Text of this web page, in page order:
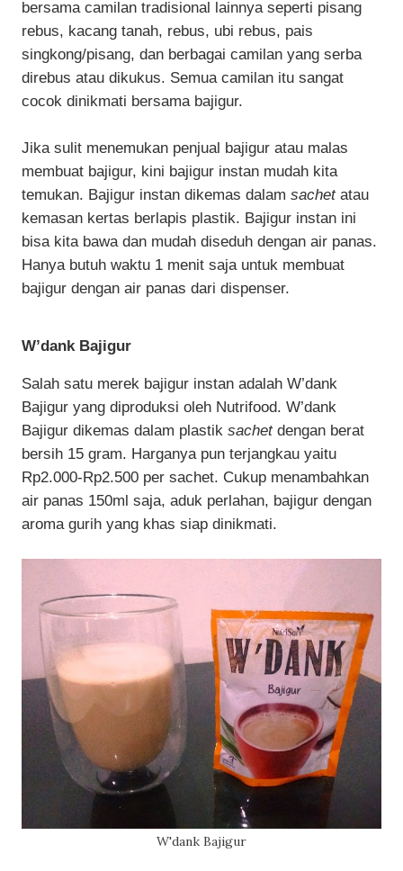
bersama camilan tradisional lainnya seperti pisang
rebus, kacang tanah, rebus, ubi rebus, pais
singkong/pisang, dan berbagai camilan yang serba
direbus atau dikukus. Semua camilan itu sangat
cocok dinikmati bersama bajigur.
Jika sulit menemukan penjual bajigur atau malas
membuat bajigur, kini bajigur instan mudah kita
temukan. Bajigur instan dikemas dalam sachetatau
kemasan kertas berlapis plastik. Bajigur instan ini
bisa kita bawa dan mudah diseduh dengan air panas.
Hanya butuh waktu 1 menit saja untuk membuat
bajigur dengan air panas dari dispenser.
W’dank Bajigur
Salah satu merek bajigur instan adalah W’dank
Bajigur yang diproduksi oleh Nutrifood. W’dank
Bajigur dikemas dalam plastik sachetdengan berat
bersih 15 gram. Harganya pun terjangkau yaitu
Rp2.000-Rp2.500 per sachet. Cukup menambahkan
air panas 150ml saja, aduk perlahan, bajigur dengan
aroma gurih yang khas siap dinikmati.
W'dank Bajigur